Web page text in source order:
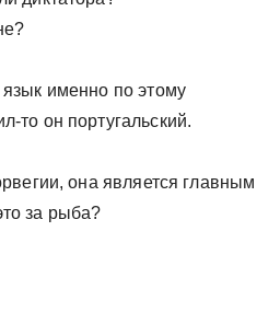
именно по этому
то он португальский.
она является главным
за рыба?